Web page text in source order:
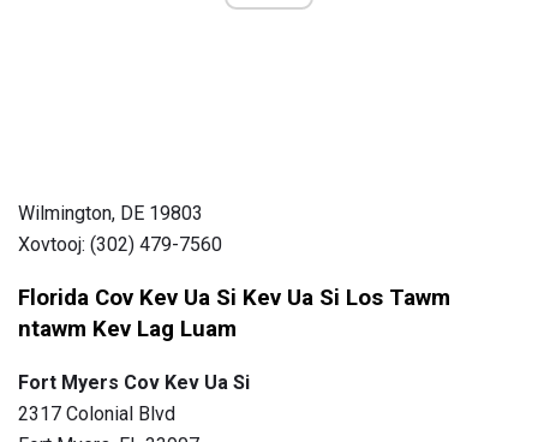
Wilmington, DE 19803
Xovtooj: (302) 479-7560
Florida Cov Kev Ua Si Kev Ua Si Los Tawm
ntawm Kev Lag Luam
Fort Myers Cov Kev Ua Si
2317 Colonial Blvd